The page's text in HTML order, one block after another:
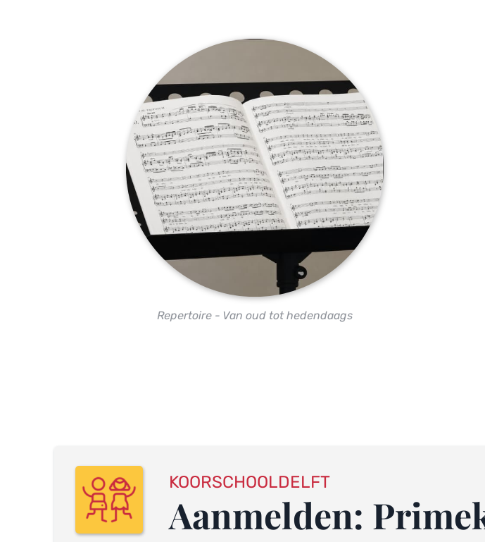
Repertoire - Van oud tot hedendaags
KOORSCHOOLDELFT
Aanmelden: